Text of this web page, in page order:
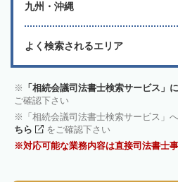
九州・沖縄
よく検索されるエリア
「相続会議司法書士検索サービス」
ご確認下さい
「相続会議司法書士検索サービス」
ちら
をご確認下さい
対応可能な業務内容は直接司法書士